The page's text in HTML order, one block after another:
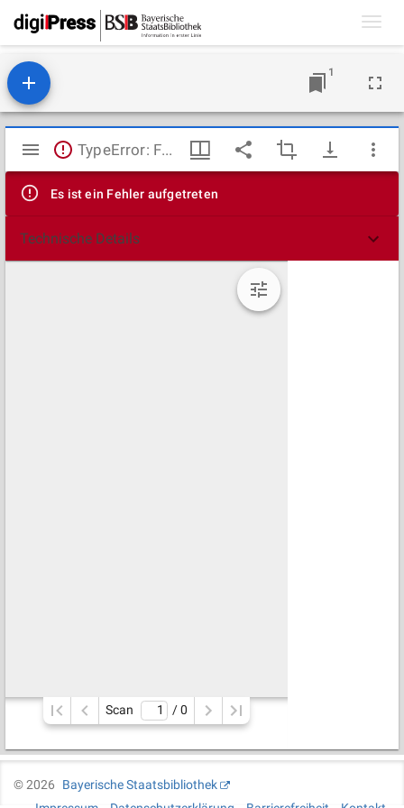
1
Mirador
Viewer
TypeError: Failed to fetch
Es ist ein Fehler aufgetreten
Technische Details
Scan / 0
©2026
Bayerische Staatsbibliothek